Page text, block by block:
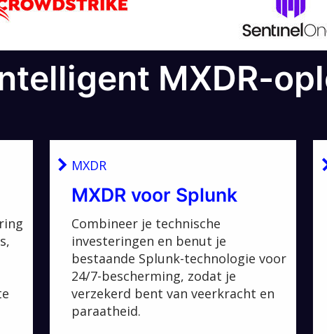
MXDR-
MXDR
MXDR voor Splunk
Combineer je technische
investeringen en benut je
bestaande Splunk-technologie voor
24/7-bescherming, zodat je
verzekerd bent van veerkracht en
paraatheid.